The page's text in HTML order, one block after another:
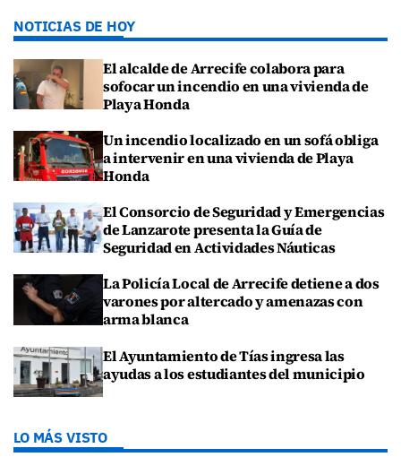
NOTICIAS DE HOY
El alcalde de Arrecife colabora para
sofocar un incendio en una vivienda de
Playa Honda
Un incendio localizado en un sofá obliga
a intervenir en una vivienda de Playa
Honda
El Consorcio de Seguridad y Emergencias
de Lanzarote presenta la Guía de
Seguridad en Actividades Náuticas
La Policía Local de Arrecife detiene a dos
varones por altercado y amenazas con
arma blanca
El Ayuntamiento de Tías ingresa las
ayudas a los estudiantes del municipio
LO MÁS VISTO